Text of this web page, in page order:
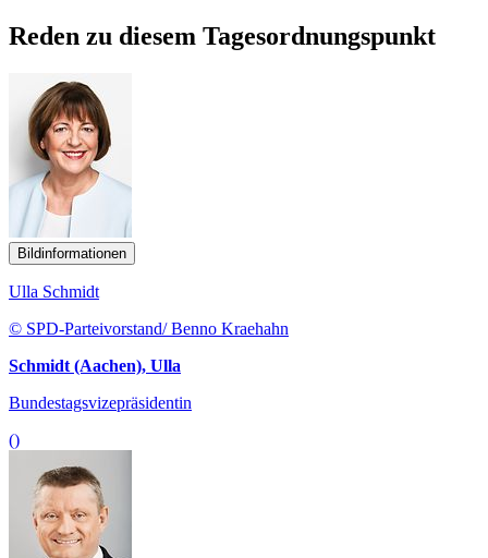
Reden zu diesem Tagesordnungspunkt
Bildinformationen
Ulla Schmidt
© SPD-Parteivorstand/ Benno Kraehahn
Schmidt (Aachen), Ulla
Bundestagsvizepräsidentin
()